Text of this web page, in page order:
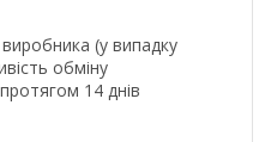
виробника (у випадку
обміну
14 днів